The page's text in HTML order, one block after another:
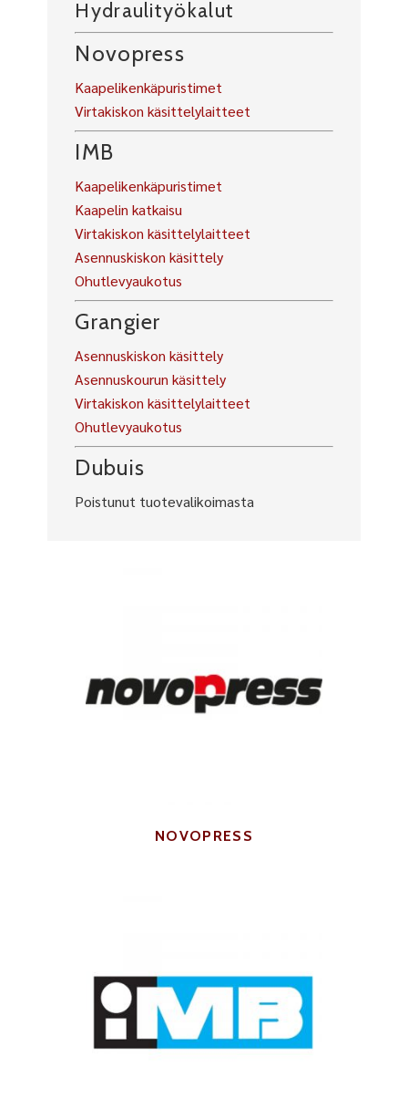
Hydraulityökalut
Novopress
Kaapelikenkäpuristimet
Virtakiskon käsittelylaitteet
IMB
Kaapelikenkäpuristimet
Kaapelin katkaisu
Virtakiskon käsittelylaitteet
Asennuskiskon käsittely
Ohutlevyaukotus
Grangier
Asennuskiskon käsittely
Asennuskourun käsittely
Virtakiskon käsittelylaitteet
Ohutlevyaukotus
Dubuis
Poistunut tuotevalikoimasta
NOVOPRESS